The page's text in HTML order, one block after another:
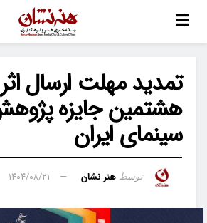
تمدید مهلت ارسال
هشتمین جایزه
سینمای ایران
توسط هنر نشان ۱۴۰۴/۰۸/۲۱